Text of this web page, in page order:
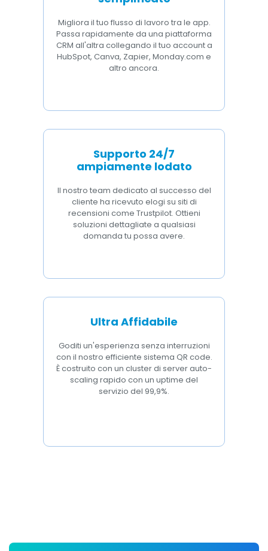
Migliora il tuo flusso di lavoro tra le app.
Passa rapidamente da una piattaforma
CRM all'altra collegando il tuo account a
HubSpot, Canva, Zapier, Monday.com e
altro ancora.
Supporto 24/7
ampiamente lodato
Il nostro team dedicato al successo del
cliente ha ricevuto elogi su siti di
recensioni come Trustpilot. Ottieni
soluzioni dettagliate a qualsiasi
domanda tu possa avere.
Ultra Affidabile
Goditi un'esperienza senza interruzioni
con il nostro efficiente sistema QR code.
È costruito con un cluster di server auto-
scaling rapido con un uptime del
servizio del 99,9%.